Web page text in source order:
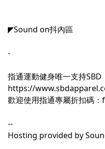
◤Sound on抖內區
-
指通運動健身唯一支持SBD
https://
歡迎使用指通專屬折扣碼
--
Hosting provided by